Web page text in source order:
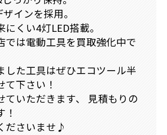
インを採用。
くい4灯LED搭載。
は電動工具を買取強化中で
した工具はぜひエコツール半
て下さい！
ていただきます、 見積もりの
ださいませ♪